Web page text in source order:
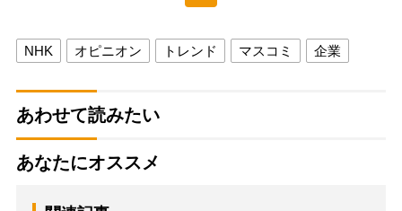
NHK オピニオン トレンド マスコミ 企業
あわせて読みたい
あなたにオススメ